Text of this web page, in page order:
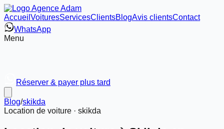
Accueil VoituresServicesClientsBlogAvis clientsContact
WhatsApp
Menu
Réserver & payer plus tard
Blog/skikda
Location de voiture · skikda